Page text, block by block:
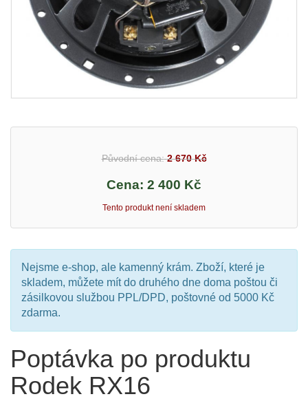
Původní cena: 2 670 Kč
Cena: 2 400 Kč
Tento produkt není skladem
Nejsme e-shop, ale kamenný krám. Zboží, které je
skladem, můžete mít do druhého dne doma poštou či
zásilkovou službou PPL/DPD, poštovné od 5000 Kč
zdarma.
Poptávka po produktu
Rodek RX16